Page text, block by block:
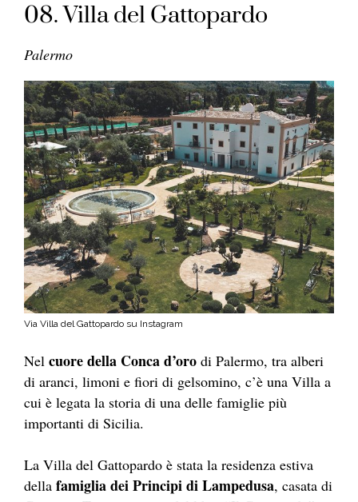
08. Villa del Gattopardo
Palermo
Via Villa del Gattopardo su Instagram
Nel cuore della Conca d’oro di Palermo, tra alberi
di aranci, limoni e fiori di gelsomino, c’è una Villa a
cui è legata la storia di una delle famiglie più
importanti di Sicilia.
La Villa del Gattopardo è stata la residenza estiva
della famiglia dei Principi di Lampedusa, casata di